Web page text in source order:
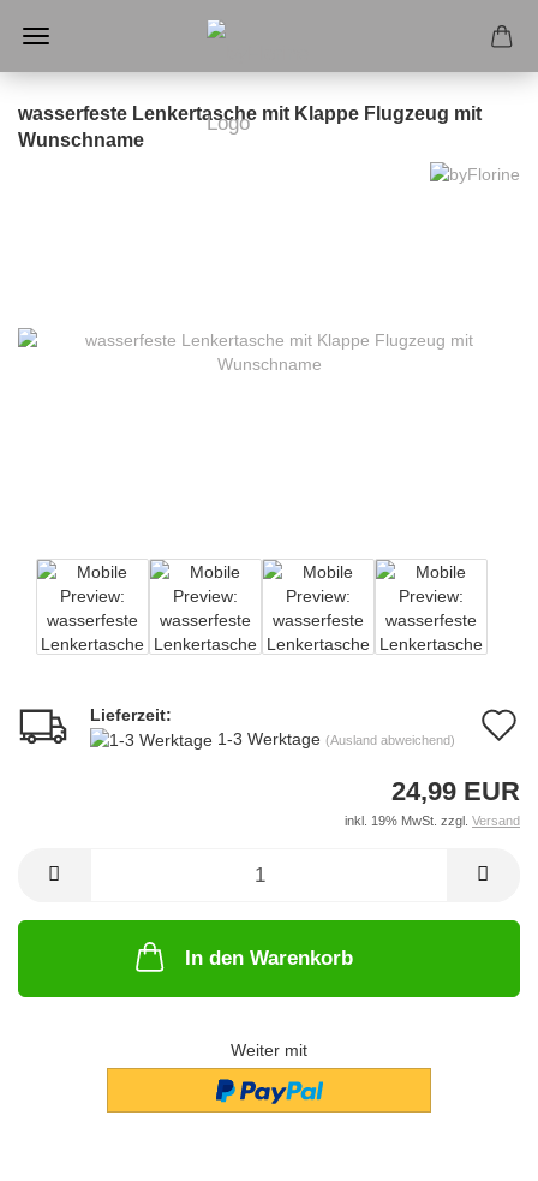
wasserfeste Lenkertasche mit Klappe Flugzeug mit
Wunschname
Lieferzeit:
1-3 Werktage (Ausland abweichend)
24,99 EUR
inkl. 19% MwSt. zzgl. Versand
In den Warenkorb
Weiter mit